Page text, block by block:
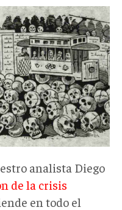
analista Diego
de la crisis
en todo el